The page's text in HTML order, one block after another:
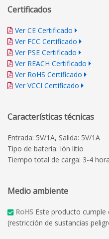
Certificados
Ver CE Certificado
Ver FCC Certificado
Ver PSE Certificado
Ver REACH Certificado
Ver RoHS Certificado
Ver VCCI Certificado
Características técnicas
Entrada: 5V/1A, Salida: 5V/1A
Tipo de batería: Ión litio
Tiempo total de carga: 3-4
Medio ambiente
RoHS Este producto cumple
(restricción de sustancias